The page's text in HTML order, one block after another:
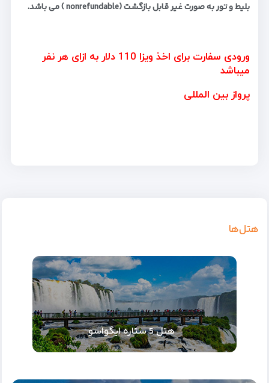
بلیط و تور به صورت غیر قابل بازگشت (nonrefundable ) می باشد.
ورودی سفارت برای اخذ ویزا 110 دلار به ازای هر نفر
میباشد
پرواز بین المللی
هتل‌ها
هتل 5 ستاره ایگواسو